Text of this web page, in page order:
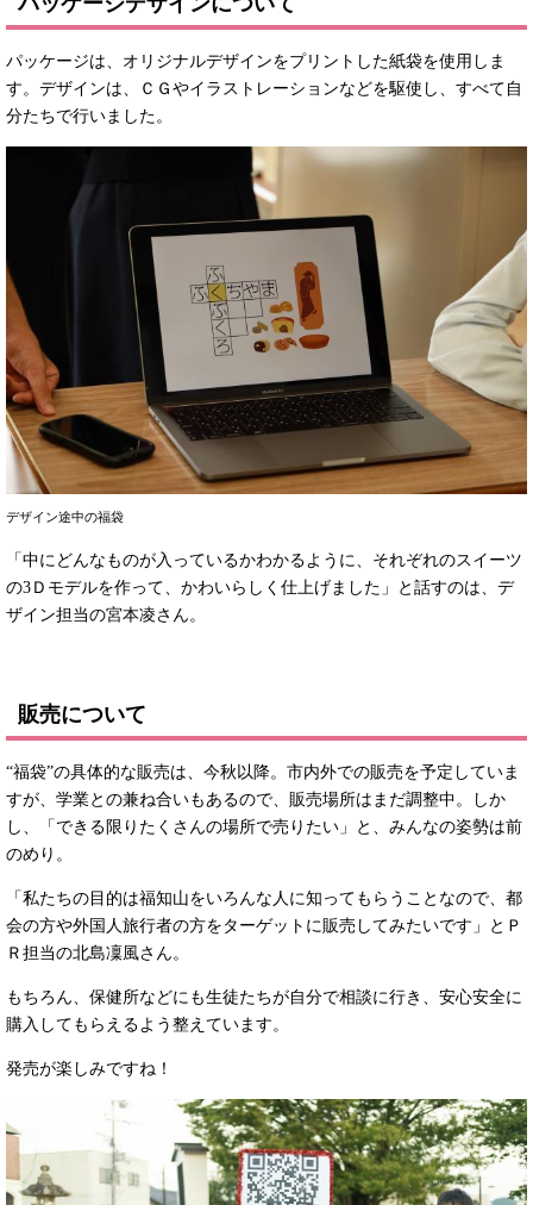
パッケージは、オリジナルデザインをプリントした紙袋を使用しま
す。デザインは、ＣＧやイラストレーションなどを駆使し、すべて自
分たちで行いました。
デザイン途中の福袋
「中にどんなものが入っているかわかるように、それぞれのスイーツ
の3Ｄモデルを作って、かわいらしく仕上げました」と話すのは、デ
ザイン担当の宮本凌さん。
販売について
“福袋”の具体的な販売は、今秋以降。市内外での販売を予定していま
すが、学業との兼ね合いもあるので、販売場所はまだ調整中。しか
し、「できる限りたくさんの場所で売りたい」と、みんなの姿勢は前
のめり。
「私たちの目的は福知山をいろんな人に知ってもらうことなので、都
会の方や外国人旅行者の方をターゲットに販売してみたいです」とＰ
Ｒ担当の北島凜風さん。
もちろん、保健所などにも生徒たちが自分で相談に行き、安心安全に
購入してもらえるよう整えています。
発売が楽しみですね！